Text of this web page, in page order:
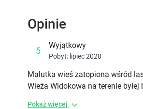
Opinie
5 Wyjątkowy
Pobyt: lipiec 2020
Malutka wieś zatopiona wśród
Wieża Widokowa na terenie
Pokaż więcej